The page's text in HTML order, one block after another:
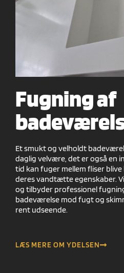
Fugning af
Et smukt og velholdt
daglig velvære, det er også en
tid kan fuger mellem fliser
deres vandtætte egenskaber.
og tilbyder professionel
badeværelse mod fugt og
rent udseende.
LÆS MERE OM YDELSEN